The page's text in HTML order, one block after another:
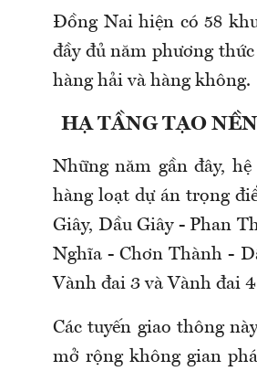
Đồng Nai hiện có 58
đầy đủ năm phương
hàng hải và hàng không.
HẠ TẦNG TẠO
Những năm gần đây,
hàng loạt dự án trọng
Giây, Dầu Giây - Phan
Nghĩa - Chơn Thành -
Vành đai 3 và Vành đai
Các tuyến giao thông
mở rộng không gian